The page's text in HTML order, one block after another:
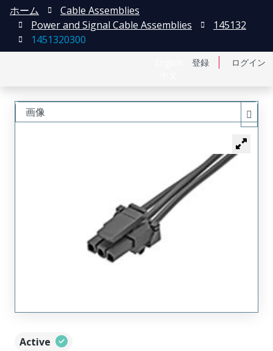
登録 ログイン
ホーム
Cable Assemblies
Power and Signal Cable Assemblies
145132
1451320300
Active
画像